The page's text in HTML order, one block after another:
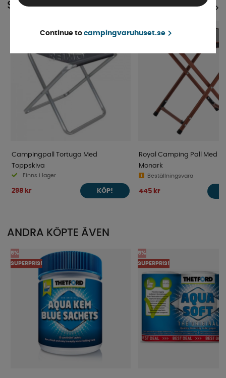
SAMMA KATEGORI
SE ALLA PRODUKTER
Campingpall Tortuga Med
Toppskiva
Finns i lager
298 kr KÖP!
Royal Camping Pall Med
Monark
Beställningsvara
445 kr
ANDRA KÖPTE ÄVEN
5%
SUPERPRIS!
5%
SUPERPRIS!
Continue to campingvaruhuset.se